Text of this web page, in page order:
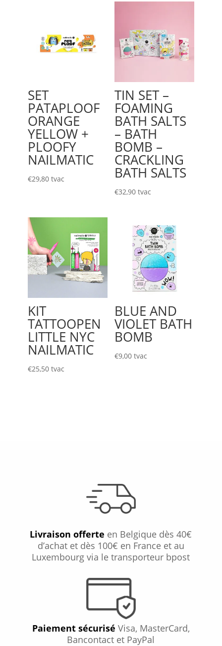
SET
PATAPLOOF
ORANGE
YELLOW +
PLOOFY
NAILMATIC
€29,80 tvac
TIN SET –
FOAMING
BATH SALTS
– BATH
BOMB –
CRACKLING
BATH SALTS
€32,90 tvac
KIT
TATTOOPEN
LITTLE NYC
NAILMATIC
€25,50 tvac
BLUE AND
VIOLET BATH
BOMB
€9,00 tvac
Livraison offerte en Belgique dès 40€
d’achat et dès 100€ en France et au
Luxembourg via le transporteur bpost
Paiement sécurisé Visa, MasterCard,
Bancontact et PayPal